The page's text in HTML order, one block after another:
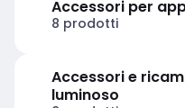
Accessori per
8 prodotti
Accessori e
luminoso